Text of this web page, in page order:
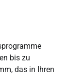
bis zu
das in Ihren